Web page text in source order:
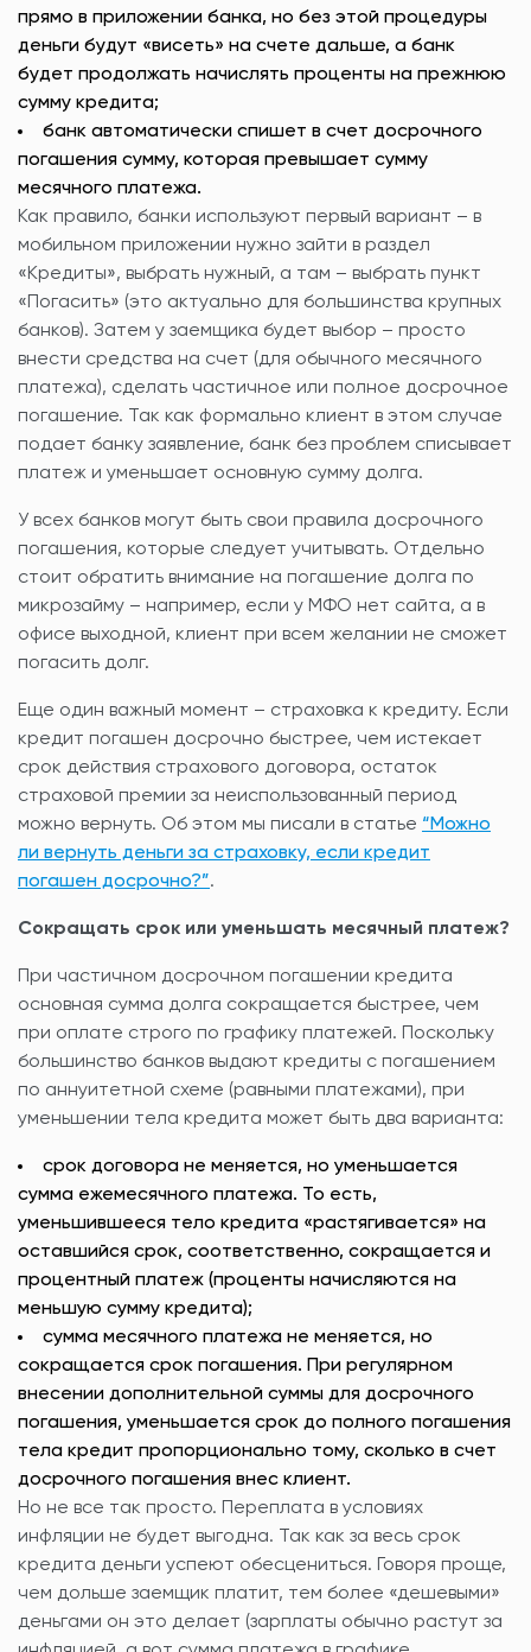
прямо в приложении банка, но без этой процедуры
деньги будут «висеть» на счете дальше, а банк
будет продолжать начислять проценты на прежнюю
сумму кредита;
банк автоматически спишет в счет досрочного
погашения сумму, которая превышает сумму
месячного платежа.
Как правило, банки используют первый вариант – в
мобильном приложении нужно зайти в раздел
«Кредиты», выбрать нужный, а там – выбрать пункт
«Погасить» (это актуально для большинства крупных
банков). Затем у заемщика будет выбор – просто
внести средства на счет (для обычного месячного
платежа), сделать частичное или полное досрочное
погашение. Так как формально клиент в этом случае
подает банку заявление, банк без проблем списывает
платеж и уменьшает основную сумму долга.
У всех банков могут быть свои правила досрочного
погашения, которые следует учитывать. Отдельно
стоит обратить внимание на погашение долга по
микрозайму – например, если у МФО нет сайта, а в
офисе выходной, клиент при всем желании не сможет
погасить долг.
Еще один важный момент – страховка к кредиту. Если
кредит погашен досрочно быстрее, чем истекает
срок действия страхового договора, остаток
страховой премии за неиспользованный период
можно вернуть. Об этом мы писали в статье “Можно
ли вернуть деньги за страховку, если кредит
погашен досрочно?”.
Сокращать срок или уменьшать месячный платеж?
При частичном досрочном погашении кредита
основная сумма долга сокращается быстрее, чем
при оплате строго по графику платежей. Поскольку
большинство банков выдают кредиты с погашением
по аннуитетной схеме (равными платежами), при
уменьшении тела кредита может быть два варианта:
срок договора не меняется, но уменьшается
сумма ежемесячного платежа. То есть,
уменьшившееся тело кредита «растягивается» на
оставшийся срок, соответственно, сокращается и
процентный платеж (проценты начисляются на
меньшую сумму кредита);
сумма месячного платежа не меняется, но
сокращается срок погашения. При регулярном
внесении дополнительной суммы для досрочного
погашения, уменьшается срок до полного погашения
тела кредит пропорционально тому, сколько в счет
досрочного погашения внес клиент.
Но не все так просто. Переплата в условиях
инфляции не будет выгодна. Так как за весь срок
кредита деньги успеют обесцениться. Говоря проще,
чем дольше заемщик платит, тем более «дешевыми»
деньгами он это делает (зарплаты обычно растут за